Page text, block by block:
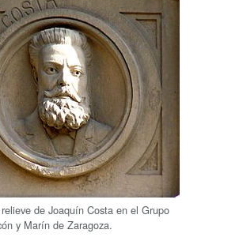
de Joaquín Costa en el Grupo
y Marín de Zaragoza.